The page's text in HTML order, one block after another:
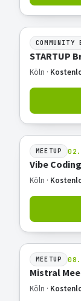
COMMUNITY
STARTUP
Köln ·
MEETUP
Vibe
Köln ·
MEETUP
Mistral
Köln ·